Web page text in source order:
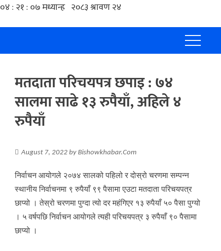
मतदाता परिचयपत्र छपाइ : ७४
सालमा साढे १३ रुपैयाँ, अहिले ४
रुपैयाँ
August 7, 2022 by Bishowkhabar.Com
निर्वाचन आयोगले २०७४ सालको पहिलो र दोस्रो चरणमा सम्पन्न
स्थानीय निर्वाचनमा ९ रुपैयाँ ९९ पैसामा एउटा मतदाता परिचयपत्र
छाप्यो । तेस्रो चरणमा पुग्दा त्यो दर महंगिएर १३ रुपैयाँ ५० पैसा पुग्यो
। ५ वर्षपछि निर्वाचन आयोगले त्यही परिचयपत्र ३ रुपैयाँ ९० पैसामा
छाप्यो ।